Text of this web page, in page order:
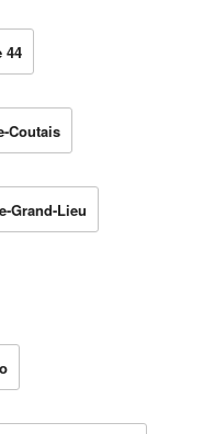
44
Coutais
Grand-Lieu